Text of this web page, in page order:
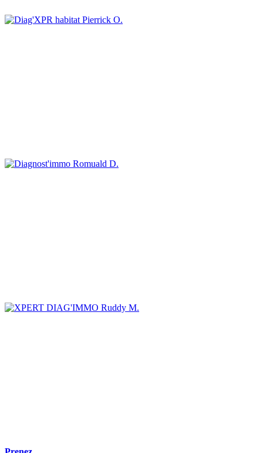
Pierrick O.
Romuald D.
Ruddy M.